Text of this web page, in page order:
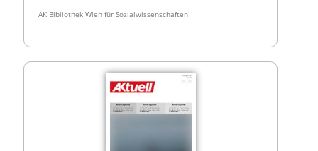
AK Bibliothek Wien für Sozialwissenschaften